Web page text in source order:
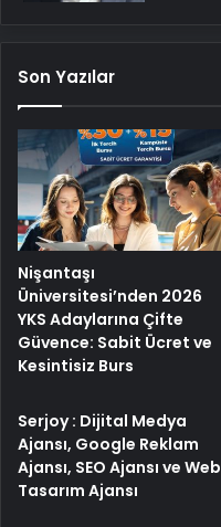
Son Yazılar
Nişantaşı
Üniversitesi’nden 2026
YKS Adaylarına Çifte
Güvence: Sabit Ücret ve
Kesintisiz Burs
Serjoy : Dijital Medya
Ajansı, Google Reklam
Ajansı, SEO Ajansı ve Web
Tasarım Ajansı